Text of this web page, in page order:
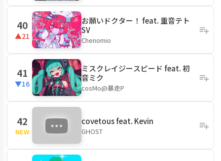
40
▲21
お願いドクター！ feat. 重音テト
SV
Chenomio
41
▼16
ミスクレイジースピード feat. 初
音ミク
cosMo@暴走P
42
NEW
covetous feat. Kevin
GHOST